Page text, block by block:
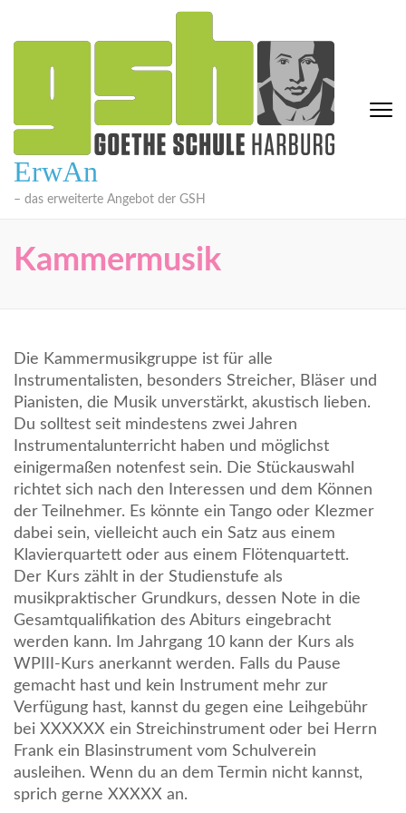
(Eingabetaste
drücken)
ErwAn
– das erweiterte Angebot der GSH
Kammermusik
Die Kammermusikgruppe ist für alle
Instrumentalisten, besonders Streicher, Bläser und
Pianisten, die Musik unverstärkt, akustisch lieben.
Du solltest seit mindestens zwei Jahren
Instrumentalunterricht haben und möglichst
einigermaßen notenfest sein. Die Stückauswahl
richtet sich nach den Interessen und dem Können
der Teilnehmer. Es könnte ein Tango oder Klezmer
dabei sein, vielleicht auch ein Satz aus einem
Klavierquartett oder aus einem Flötenquartett.
Der Kurs zählt in der Studienstufe als
musikpraktischer Grundkurs, dessen Note in die
Gesamtqualifikation des Abiturs eingebracht
werden kann. Im Jahrgang 10 kann der Kurs als
WPIII-Kurs anerkannt werden. Falls du Pause
gemacht hast und kein Instrument mehr zur
Verfügung hast, kannst du gegen eine Leihgebühr
bei XXXXXX ein Streichinstrument oder bei Herrn
Frank ein Blasinstrument vom Schulverein
ausleihen. Wenn du an dem Termin nicht kannst,
sprich gerne XXXXX an.